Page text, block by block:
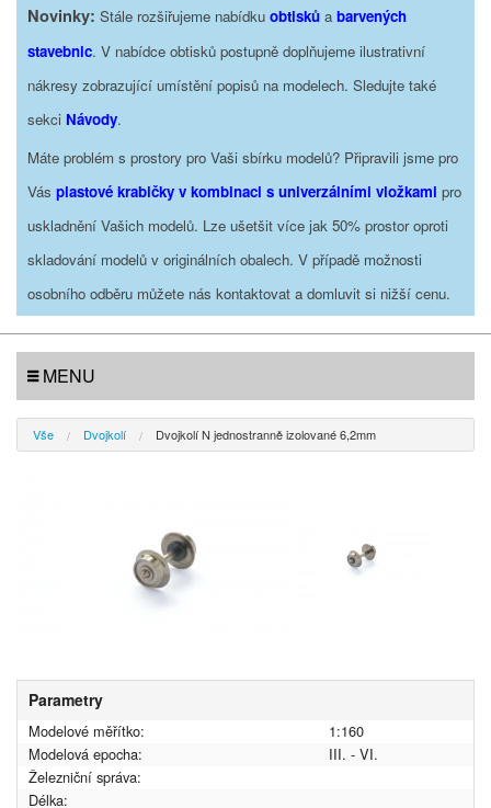
Novinky: Stále rozšiřujeme nabídku obtisků a barvených
stavebnic. V nabídce obtisků postupně doplňujeme ilustrativní
nákresy zobrazující umístění popisů na modelech. Sledujte také
sekci Návody.
Máte problém s prostory pro Vaši sbírku modelů? Připravili jsme pro
Vás plastové krabičky v kombinaci s univerzálními vložkami pro
uskladnění Vašich modelů. Lze ušetšit více jak 50% prostor oproti
skladování modelů v originálních obalech. V případě možnosti
osobního odběru můžete nás kontaktovat a domluvit si nižší cenu.
MENU
Vše Dvojkolí Dvojkolí N jednostranně izolované 6,2mm
Parametry
Modelové měřítko:
1:160
Modelová epocha:
III. - VI.
Železniční správa:
Délka: